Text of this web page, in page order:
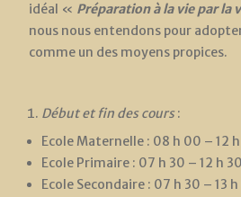
idéal « Préparation à la vie par la
nous nous entendons pour
comme un des moyens propices.
Début et fin des cours:
Ecole Maternelle : 08 h 00 – 12
Ecole Primaire : 07 h 30 – 12 h
Ecole Secondaire : 07 h 30 – 13